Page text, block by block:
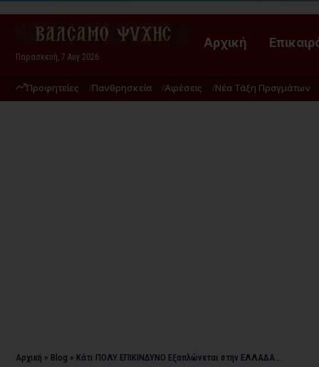
Παρασκευή, 7 Αυγ 2026
Αρχική
Προφητείες Πανθρησκεία Αιρέσεις Νέα Τάξη Πραγμάτων
Αρχική » Blog » Κάτι ΠΟΛΥ ΕΠΙΚΙΝΔΥΝΟ Εξαπλώνεται στην ΕΛΛΑΔΑ…